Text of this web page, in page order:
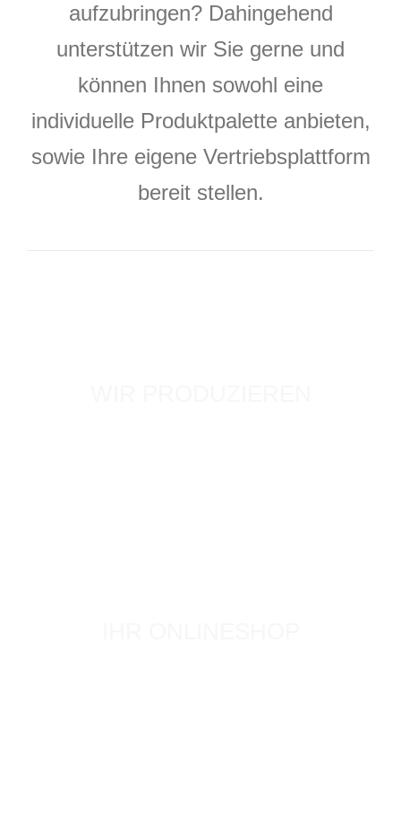
aufzubringen? Dahingehend
unterstützen wir Sie gerne und
können Ihnen sowohl eine
individuelle Produktpalette anbieten,
sowie Ihre eigene Vertriebsplattform
bereit stellen.